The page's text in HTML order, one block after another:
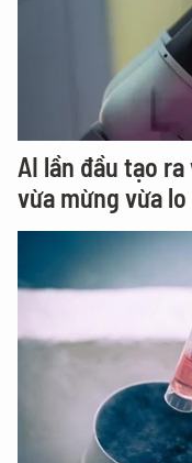
AI lần đầu tạo
vừa mừng vừa lo